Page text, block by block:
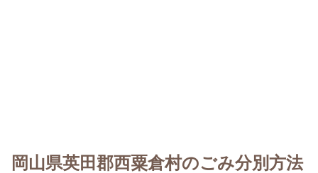
岡山県英田郡西粟倉村のごみ分別方法